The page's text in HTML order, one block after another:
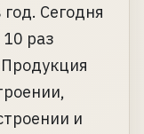
Сегодня
раз
и